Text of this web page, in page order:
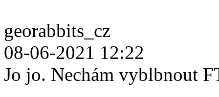
georabbits_cz
08-06-2021 12:22
Jo jo. Nechám vyblbnout